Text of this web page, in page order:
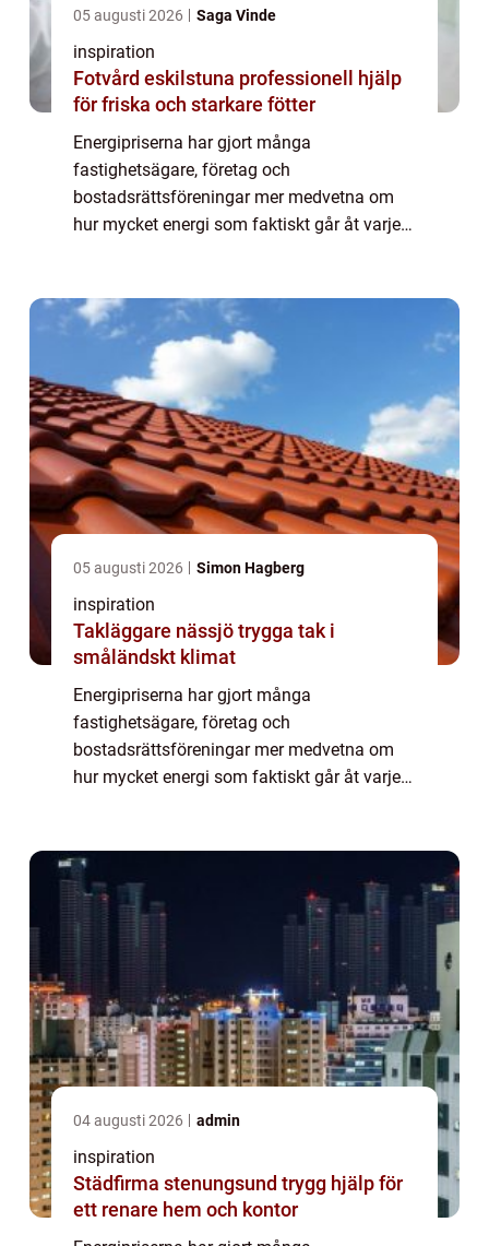
05 augusti 2026 Saga Vinde
inspiration
Fotvård eskilstuna professionell hjälp
för friska och starkare fötter
Energipriserna har gjort många
fastighetsägare, företag och
bostadsrättsföreningar mer medvetna om
hur mycket energi som faktiskt går åt varje
snabbt mellan milt, blåsigt och ...
05 augusti 2026 Simon Hagberg
inspiration
Takläggare nässjö trygga tak i
småländskt klimat
Energipriserna har gjort många
fastighetsägare, företag och
bostadsrättsföreningar mer medvetna om
hur mycket energi som faktiskt går åt varje
snabbt mellan milt, blåsigt och ...
04 augusti 2026 admin
inspiration
Städfirma stenungsund trygg hjälp för
ett renare hem och kontor